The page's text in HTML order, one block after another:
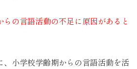
らの言語活動の不足に原因があると
、小学校学齢期からの言語活動を活